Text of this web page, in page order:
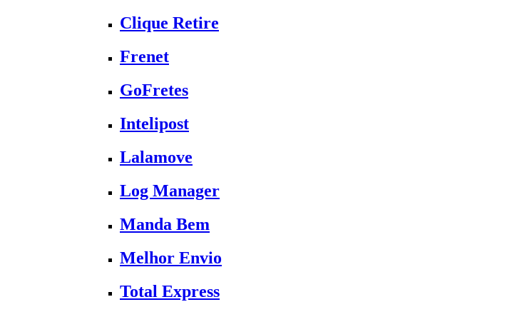
Clique Retire
Frenet
GoFretes
Intelipost
Lalamove
Log Manager
Manda Bem
Melhor Envio
Total Express